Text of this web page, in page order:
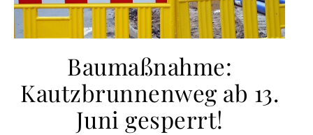
Baumaßnahme:
Kautzbrunnenweg ab 13.
Juni gesperrt!